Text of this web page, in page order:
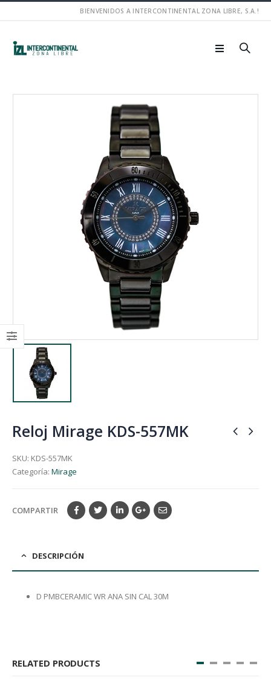
BIENVENIDOS A INTERCONTINENTAL ZONA LIBRE, S.A.!
Reloj Mirage KDS-557MK
SKU: KDS-557MK
Categoría: Mirage
COMPARTIR
DESCRIPCIÓN
D PMBCERAMIC WR ANA SIN CAL 30M
RELATED PRODUCTS